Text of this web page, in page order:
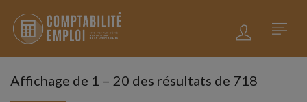
Affichage de 1 – 20 des résultats de 718